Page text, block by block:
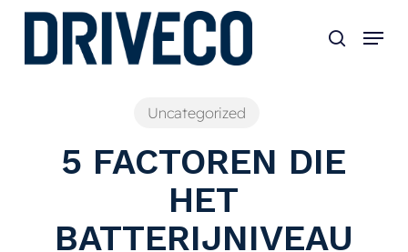
Skip
Uncategorized
5 FACTOREN DIE
HET
BATTERIJNIVEAU